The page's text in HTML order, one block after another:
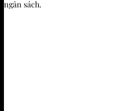
ngân sách.